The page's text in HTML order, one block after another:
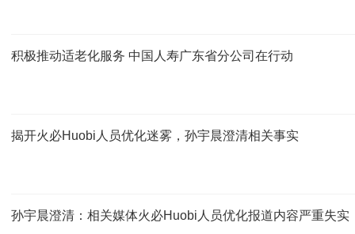
积极推动适老化服务 中国人寿广东省分公司在行动
揭开火必Huobi人员优化迷雾，孙宇晨澄清相关事实
孙宇晨澄清：相关媒体火必Huobi人员优化报道内容严重失实